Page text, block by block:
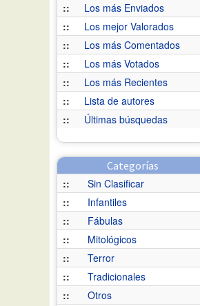
::
Los más Enviados
::
Los mejor Valorados
::
Los más Comentados
::
Los más Votados
::
Los más Recientes
::
Lista de autores
::
Últimas búsquedas
Categorías
::
Sin Clasificar
::
Infantiles
::
Fábulas
::
Mitológicos
::
Terror
::
Tradicionales
::
Otros